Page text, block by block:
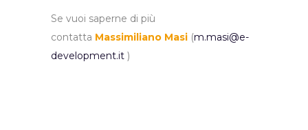
Se vuoi saperne di più
contatta Massimiliano Masi (m.masi@e-
development.it )